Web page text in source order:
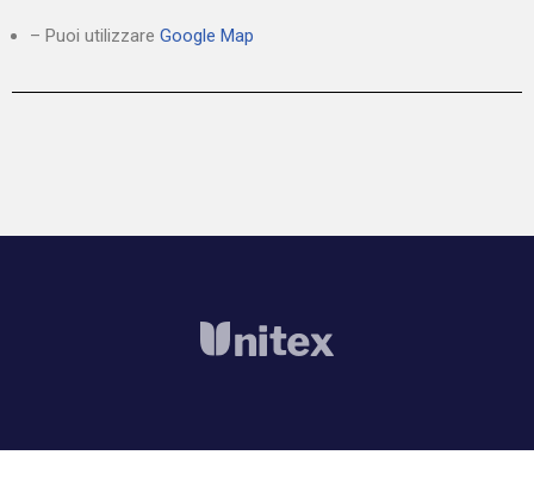
– Puoi utilizzare Google Map